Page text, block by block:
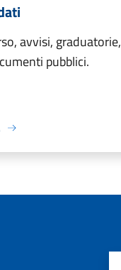
avvisi, graduatorie,
pubblici.